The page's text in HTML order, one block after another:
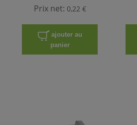
Prix net: 0,22 €
ajouter au
panier